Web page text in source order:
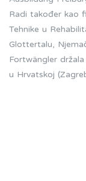
Radi također kao
Tehnike u
Glottertalu,
Fortwängler
u Hrvatskoj